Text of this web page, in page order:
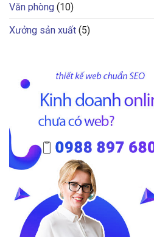
Văn phòng (10)
Xưởng sản xuất (5)